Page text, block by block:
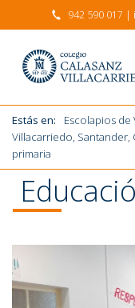
942 590 017 |
Estás en:
Escolapios
Villacarriedo, Santander,
primaria